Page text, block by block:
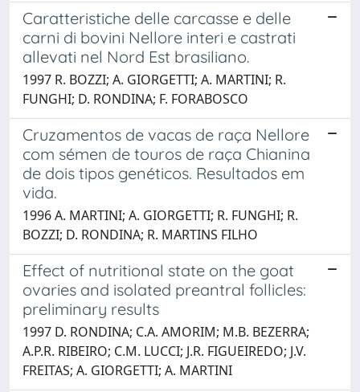
Caratteristiche delle carcasse e delle
carni di bovini Nellore interi e castrati
allevati nel Nord Est brasiliano.
1997 R. BOZZI; A. GIORGETTI; A. MARTINI; R.
FUNGHI; D. RONDINA; F. FORABOSCO
Cruzamentos de vacas de raça Nellore
com sémen de touros de raça Chianina
de dois tipos genéticos. Resultados em
vida.
1996 A. MARTINI; A. GIORGETTI; R. FUNGHI; R.
BOZZI; D. RONDINA; R. MARTINS FILHO
Effect of nutritional state on the goat
ovaries and isolated preantral follicles:
preliminary results
1997 D. RONDINA; C.A. AMORIM; M.B. BEZERRA;
A.P.R. RIBEIRO; C.M. LUCCI; J.R. FIGUEIREDO; J.V.
FREITAS; A. GIORGETTI; A. MARTINI